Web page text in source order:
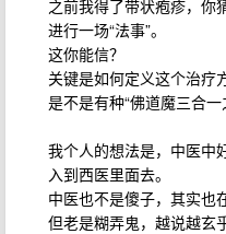
之前我得了带状疱疹，你
进行一场“法事”。
这你能信？
关键是如何定义这个治疗
是不是有种“佛道魔三合一
我个人的想法是，中医中
入到西医里面去。
中医也不是傻子，其实也
但老是糊弄鬼，越说越玄